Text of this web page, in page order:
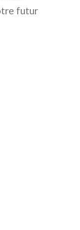
futur